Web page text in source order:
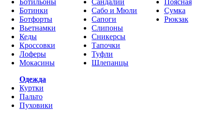
Ботильоны
Ботинки
Ботфорты
Вьетнамки
Кеды
Кроссовки
Лоферы
Мокасины
Сандалии
Сабо и Мюли
Сапоги
Слипоны
Сникерсы
Тапочки
Туфли
Шлепанцы
Поясная
Сумка
Рюкзак
Одежда
Куртки
Пальто
Пуховики